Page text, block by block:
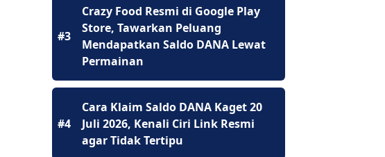
#3
Crazy Food Resmi di Google Play
Store, Tawarkan Peluang
Mendapatkan Saldo DANA Lewat
Permainan
#4
Cara Klaim Saldo DANA Kaget 20
Juli 2026, Kenali Ciri Link Resmi
agar Tidak Tertipu